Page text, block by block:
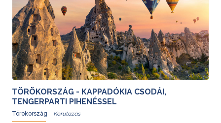
TÖRÖKORSZÁG - KAPPADÓKIA CSODÁI,
TENGERPARTI PIHENÉSSEL
Törökország